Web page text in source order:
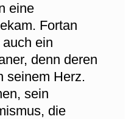
eine
Fortan
ein
denn deren
seinem Herz.
sein
die